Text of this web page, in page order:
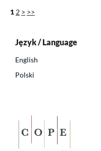
12 > >>
Język / Language
English
Polski